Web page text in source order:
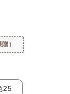
）
25